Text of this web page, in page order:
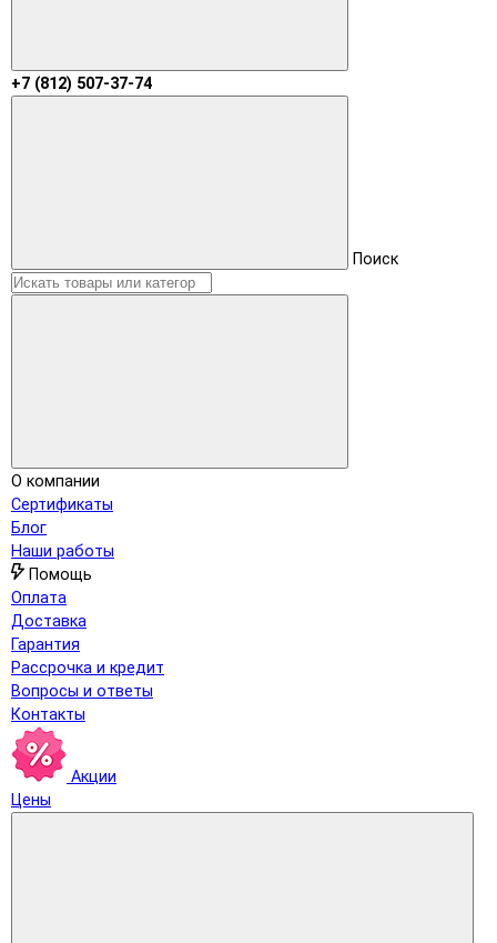
+7 (812) 507-37-74
Поиск
О компании
Сертификаты
Блог
Наши работы
Помощь
Оплата
Доставка
Гарантия
Рассрочка и кредит
Вопросы и ответы
Контакты
Акции
Цены